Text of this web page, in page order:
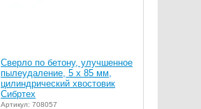
Сверло по бетону, улучшенное
пылеудаление, 5 х 85 мм,
цилиндрический хвостовик
Сибртех
Артикул: 708057